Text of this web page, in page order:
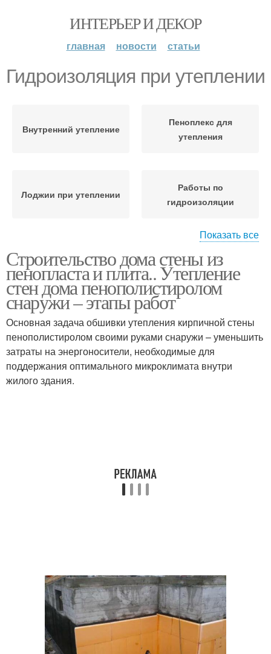
ИНТЕРЬЕР И ДЕКОР
главная новости статьи
Гидроизоляция при утеплении
Внутренний утепление
Пеноплекс для
утепления
Лоджии при утеплении
Работы по
гидроизоляции
балкона
гидроизоляции
Оклеечная
гидроизоляция
Обмазочная
гидроизоляция
Пароизоляции в
Показать все
Строительство дома стены из
пенопласта и плита.. Утепление
стен дома пенополистиролом
снаружи – этапы работ
Основная задача обшивки утепления кирпичной стены
пенополистиролом своими руками снаружи – уменьшить
затраты на энергоносители, необходимые для
поддержания оптимального микроклимата внутри
жилого здания.